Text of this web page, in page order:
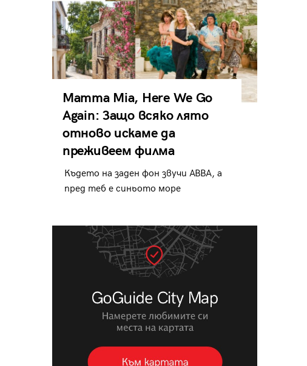
Mamma Mia, Here We Go
Again: Защо всяко лято
отново искаме да
преживеем филма
Където на заден фон звучи ABBA, а
пред теб е синьото море